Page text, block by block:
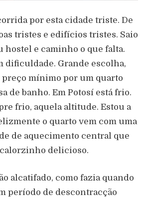
por esta cidade triste. De
tristes e edifícios tristes. Saio
hostel e caminho o que falta.
dificuldade. Grande escolha,
preço mínimo por um quarto
de banho. Em Potosí está frio.
frio, aquela altitude. Estou a
o quarto vem com uma
de aquecimento central que
delicioso.
alcatifado, como fazia quando
período de descontracção